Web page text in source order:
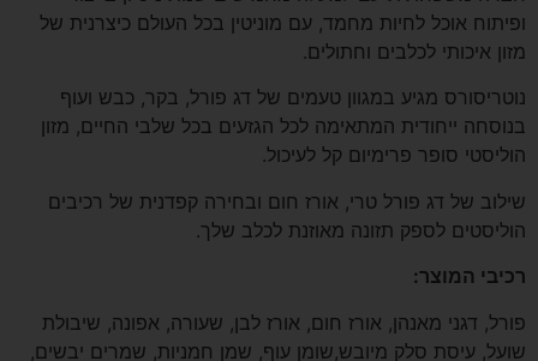
ופיתוח אוכל לחיות מחמד, עם מוניטין בכל העולם כיצרנית של
מזון איכותי לכלבים וחתולים.
נוטריסורס מגיע במגוון טעמים של דג פורל, בקר, כבש ועוף
בנוסחה ייחודית המתאימה לכל הגזעים בכל שלבי החיים, מזון
הוליסטי סופר פרימיום קל לעיכול.
שילוב של דג פורל טרי, אורז חום ובחירה קפדנית של רכיבים
הוליסטים לספק תזונה מאוזנת לכלב שלך.
רכיבי המוצר:
פורל, דגני מאנהן, אורז חום, אורז לבן, שעורה, אפונה, שיבולת
שועל, עיסת סלק מיובש,שומן עוף, שמן חמניות, שמרים יבשים,